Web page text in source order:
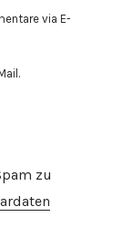
via E-
zu